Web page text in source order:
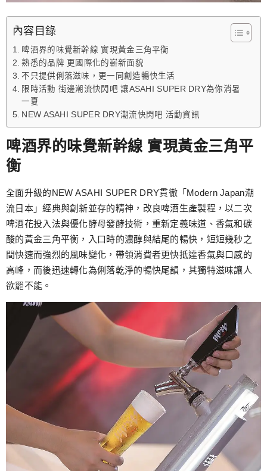
內容目錄
啤酒界的味覺新幹線 實現黃金三角平衡
熟悉的品牌 更國際化的嶄新面貌
不只提供俐落滋味，更一同創造暢快生活
限時活動 街邊潮流快閃吧 讓ASAHI SUPER DRY為你消暑
一夏
NEW ASAHI SUPER DRY潮流快閃吧 活動資訊
啤酒界的味覺新幹線 實現黃金三角平
衡
全面升級的NEW ASAHI SUPER DRY貫徹「Modern Japan潮
流日本」經典與創新並存的精神，改良啤酒生產製程，以二次
啤酒花投入法與優化酵母發酵技術，重新定義味道、香氣和碳
酸的黃金三角平衡，入口時的濃醇與結尾的暢快，短短幾秒之
間快速而強烈的風味變化，帶領消費者更快抵達香氣與口感的
高峰，而後迅速轉化為俐落乾淨的暢快尾韻，其獨特滋味讓人
欲罷不能。